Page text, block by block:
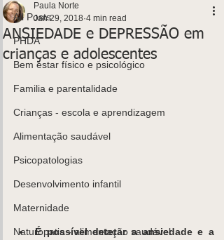
KidsCare
All Posts
PHDA
Bem estar físico e psicológico
Familia e parentalidade
Crianças - escola e aprendizagem
Alimentação saudável
Psicopatologias
Desenvolvimento infantil
Maternidade
Naturopatia - alimentação saudável
ANSIEDADE e DEPRESSÃO em
crianças e adolescentes
Paula Norte
Jan 29, 2018 4 min read
É possível detetar a ansiedade e a